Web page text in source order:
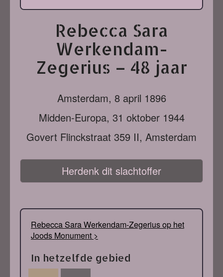
Rebecca Sara
Werkendam-
Zegerius – 48 jaar
Amsterdam, 8 april 1896
Midden-Europa, 31 oktober 1944
Govert Flinckstraat 359 II, Amsterdam
Herdenk dit slachtoffer
Rebecca Sara Werkendam-Zegerius op het
Joods Monument >
In hetzelfde gebied